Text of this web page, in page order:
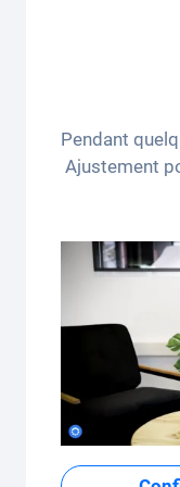
pneus et
Pendant
Ajustement